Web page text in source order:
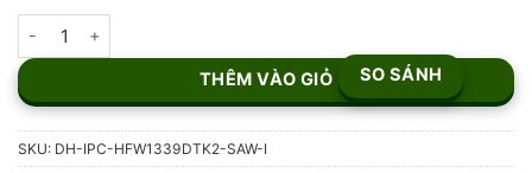
THÊM VÀO GIỎ SO SÁNH
SKU: DH-IPC-HFW1339DTK2-SAW-I